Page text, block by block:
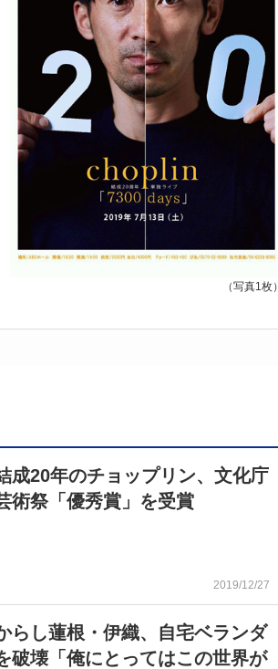
（写真1枚）
成20年のチョップリン、文化庁
術祭「優秀賞」を受賞
2019/12/27
らし蓮根・伊織、自宅ベランダ
破壊「俺にとってはこの世界が